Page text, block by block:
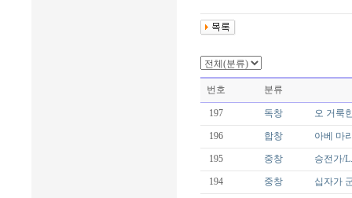
번호 분류
197 독창 오 거룩
196 합창 아베 마
195 중창 승전가/
194 중창 십자가